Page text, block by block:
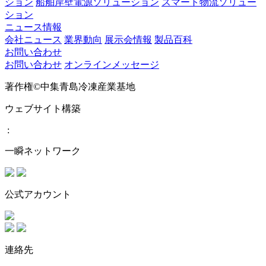
ション 船舶岸壁電源ソリューション スマート物流ソリュー
ション
ニュース情報
会社ニュース 業界動向 展示会情報 製品百科
お問い合わせ
お問い合わせ オンラインメッセージ
著作権©中集青島冷凍産業基地
ウェブサイト構築
:
一瞬ネットワーク
公式アカウント
連絡先